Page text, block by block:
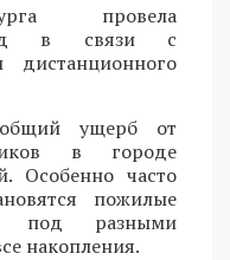
провела
в связи с
дистанционного
ущерб от
в городе
Особенно часто
пожилые
под разными
накопления.